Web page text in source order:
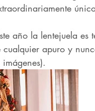
año la lentejuela
cualquier apuro y